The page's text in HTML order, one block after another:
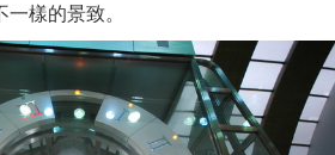
樣的景致。